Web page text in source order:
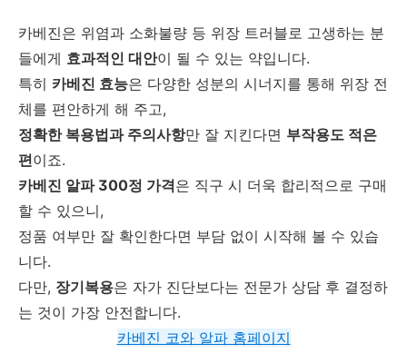
카베진은 위염과 소화불량 등 위장 트러블로 고생하는 분
들에게 효과적인 대안이 될 수 있는 약입니다.
특히 카베진 효능은 다양한 성분의 시너지를 통해 위장 전
체를 편안하게 해 주고,
정확한 복용법과 주의사항만 잘 지킨다면 부작용도 적은
편이죠.
카베진 알파 300정 가격은 직구 시 더욱 합리적으로 구매
할 수 있으니,
정품 여부만 잘 확인한다면 부담 없이 시작해 볼 수 있습
니다.
다만, 장기복용은 자가 진단보다는 전문가 상담 후 결정하
는 것이 가장 안전합니다.
카베진 코와 알파 홈페이지